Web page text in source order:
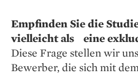
Empfinden Sie die
vielleicht als eine
Diese Frage stellen wir
Bewerber, die sich mit